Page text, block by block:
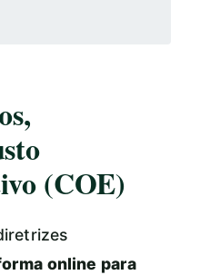
(COE)
online para